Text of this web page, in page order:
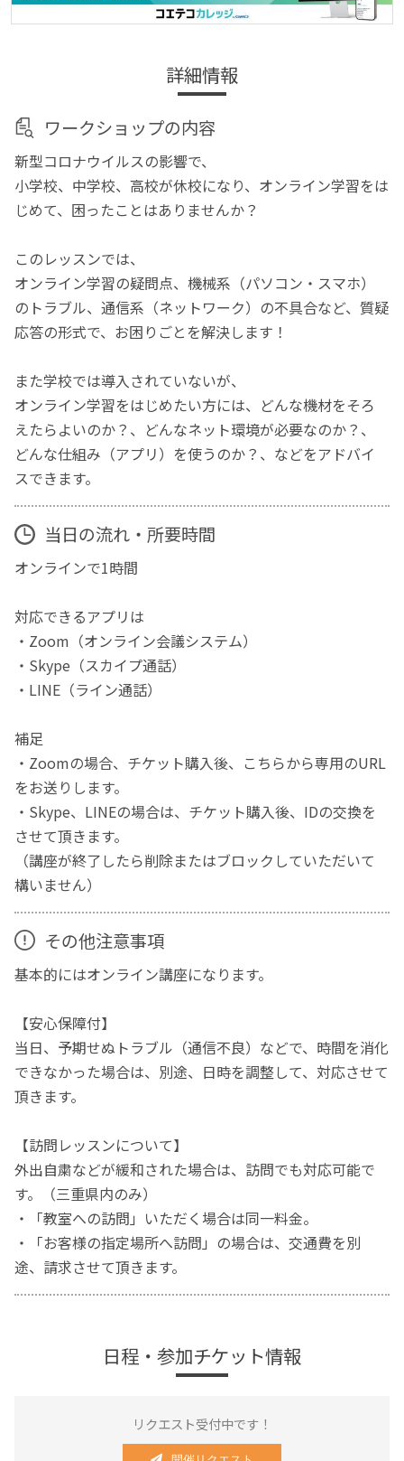
詳細情報
ワークショップの内容
新型コロナウイルスの影響で、
小学校、中学校、高校が休校になり、オンライン学習をは
じめて、困ったことはありませんか？
このレッスンでは、
オンライン学習の疑問点、機械系（パソコン・スマホ）
のトラブル、通信系（ネットワーク）の不具合など、質疑
応答の形式で、お困りごとを解決します！
また学校では導入されていないが、
オンライン学習をはじめたい方には、どんな機材をそろ
えたらよいのか？、どんなネット環境が必要なのか？、
どんな仕組み（アプリ）を使うのか？、などをアドバイ
スできます。
当日の流れ・所要時間
オンラインで1時間
対応できるアプリは
・Zoom（オンライン会議システム）
・Skype（スカイプ通話）
・LINE（ライン通話）
補足
・Zoomの場合、チケット購入後、こちらから専用のURL
をお送りします。
・Skype、LINEの場合は、チケット購入後、IDの交換を
させて頂きます。
（講座が終了したら削除またはブロックしていただいて
構いません）
その他注意事項
基本的にはオンライン講座になります。
【安心保障付】
当日、予期せぬトラブル（通信不良）などで、時間を消化
できなかった場合は、別途、日時を調整して、対応させて
頂きます。
【訪問レッスンについて】
外出自粛などが緩和された場合は、訪問でも対応可能で
す。（三重県内のみ）
・「教室への訪問」いただく場合は同一料金。
・「お客様の指定場所へ訪問」の場合は、交通費を別
途、請求させて頂きます。
日程・参加チケット情報
リクエスト受付中です！